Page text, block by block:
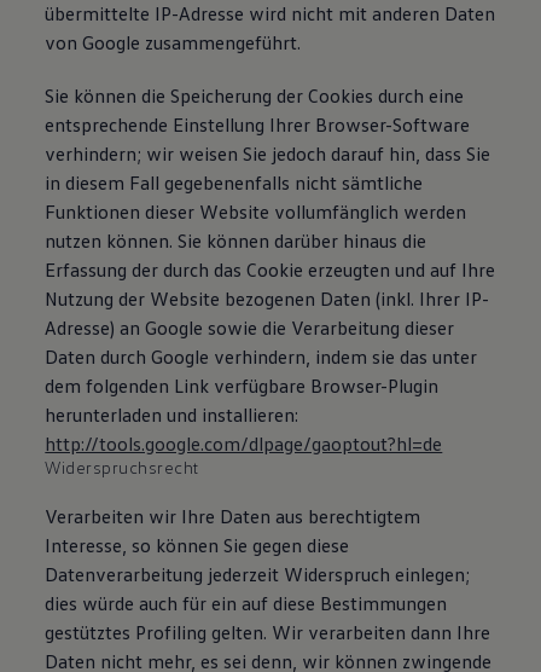
übermittelte IP-Adresse wird nicht mit anderen Daten
von Google zusammengeführt.
Sie können die Speicherung der Cookies durch eine
entsprechende Einstellung Ihrer Browser-Software
verhindern; wir weisen Sie jedoch darauf hin, dass Sie
in diesem Fall gegebenenfalls nicht sämtliche
Funktionen dieser Website vollumfänglich werden
nutzen können. Sie können darüber hinaus die
Erfassung der durch das Cookie erzeugten und auf Ihre
Nutzung der Website bezogenen Daten (inkl. Ihrer IP-
Adresse) an Google sowie die Verarbeitung dieser
Daten durch Google verhindern, indem sie das unter
dem folgenden Link verfügbare Browser-Plugin
herunterladen und installieren:
http://tools.google.com/dlpage/gaoptout?hl=de
Widerspruchsrecht
Verarbeiten wir Ihre Daten aus berechtigtem
Interesse, so können Sie gegen diese
Datenverarbeitung jederzeit Widerspruch einlegen;
dies würde auch für ein auf diese Bestimmungen
gestütztes Profiling gelten. Wir verarbeiten dann Ihre
Daten nicht mehr, es sei denn, wir können zwingende